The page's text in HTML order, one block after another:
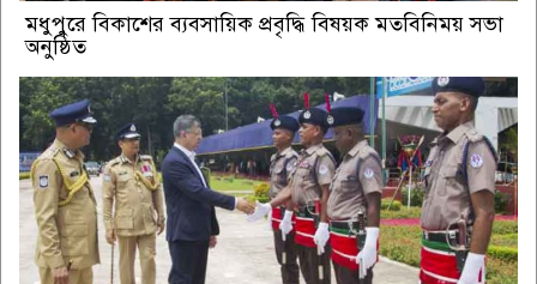
মধুপুরে বিকাশের ব্যবসায়িক প্রবৃদ্ধি বিষয়ক মতবিনিময় সভা
অনুষ্ঠিত